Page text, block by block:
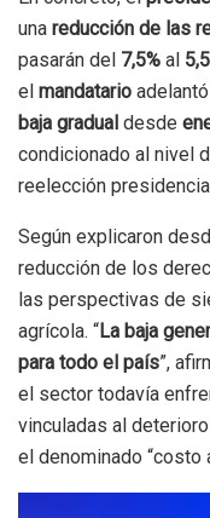
una reducción de las
pasarán del 7,5% al
el mandatario
baja gradual desde
condicionado al nivel
reelección
Según explicaron
reducción de los
las perspectivas de
agrícola. “La baja
para todo el país”,
el sector todavía
vinculadas al
el denominado “costo